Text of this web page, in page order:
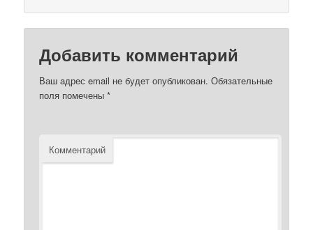
Добавить комментарий
Ваш адрес email не будет опубликован. Обязательные
поля помечены*
Комментарий